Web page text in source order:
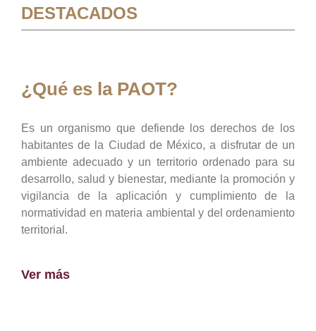
DESTACADOS
¿Qué es la PAOT?
Es un organismo que defiende los derechos de los
habitantes de la Ciudad de México, a disfrutar de un
ambiente adecuado y un territorio ordenado para su
desarrollo, salud y bienestar, mediante la promoción y
vigilancia de la aplicación y cumplimiento de la
normatividad en materia ambiental y del ordenamiento
territorial.
Ver más